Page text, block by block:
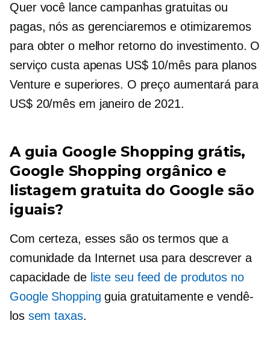
Quer você lance campanhas gratuitas ou
pagas, nós as gerenciaremos e otimizaremos
para obter o melhor retorno do investimento. O
serviço custa apenas US$ 10/mês para planos
Venture e superiores. O preço aumentará para
US$ 20/mês em janeiro de 2021.
A guia Google Shopping grátis,
Google Shopping orgânico e
listagem gratuita do Google são
iguais?
Com certeza, esses são os termos que a
comunidade da Internet usa para descrever a
capacidade de liste seu feed de produtos no
Google Shopping guia gratuitamente e vendê-
los sem taxas.